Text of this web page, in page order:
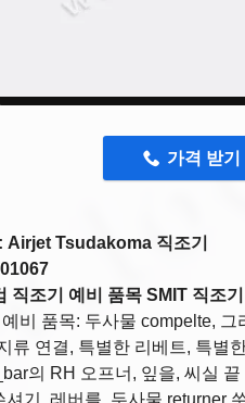
가격 받기
Airjet Tsudakoma 직조기
직조기 예비 품목 SMIT 직조
비 품목: 두사물 compelte,
류 연결, 특별한 리베트, 특별
의 RH 오프너, 잎을, 씨실